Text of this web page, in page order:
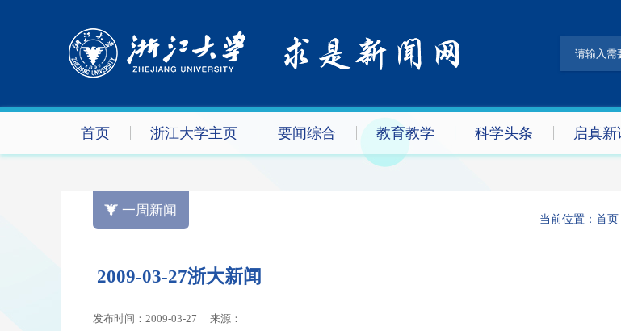
首页 浙江大学主页 要闻综合 教育教学 科学头条 启真新
一周新闻
当前位置： 首页
2009-03-27浙大新闻
发布时间：2009-03-27 来源：